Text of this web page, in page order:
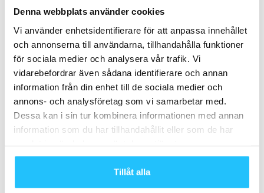
Denna webbplats använder cookies
Vi använder enhetsidentifierare för att anpassa innehållet
och annonserna till användarna, tillhandahålla funktioner
för sociala medier och analysera vår trafik. Vi
vidarebefordrar även sådana identifierare och annan
information från din enhet till de sociala medier och
annons- och analysföretag som vi samarbetar med.
Dessa kan i sin tur kombinera informationen med annan
information som du har tillhandahållit eller som de har
Tillåt alla
Brian van den Brink
Relaterade artiklar Mer av samma författare
Business
Apollo Sports breddar sitt erbjudande
– satsar på catski i Georgien
Hälften av svenskarna vill hålla formen
på semestern